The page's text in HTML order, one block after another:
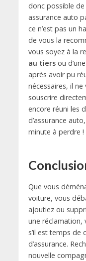
donc possible
assurance auto
ce n’est pas un
de vous la
vous soyez à la
au tiersou
après avoir pu
nécessaires, il ne
souscrire
encore réuni les
d’assurance
minute à perdre !
Que vous
voiture, vous
ajoutiez ou
une réclamation,
s’il est temps de
d’assurance.
nouvelle